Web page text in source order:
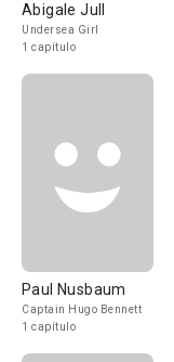
Abigale Jull
Undersea Girl
1 capítulo
Paul Nusbaum
Captain Hugo Bennett
1 capítulo